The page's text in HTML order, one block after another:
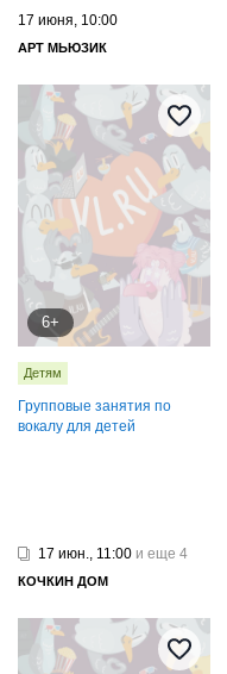
17 июня, 10:00
АРТ МЬЮЗИК
6+
Детям
Групповые занятия по
вокалу для детей
17 июн., 11:00 и еще 4
КОЧКИН ДОМ